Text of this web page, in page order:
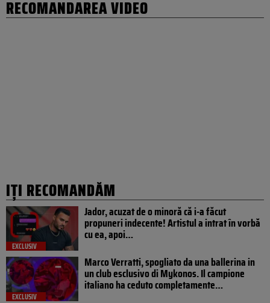
RECOMANDAREA VIDEO
IȚI RECOMANDĂM
EXCLUSIV
Jador, acuzat de o minoră că i-a făcut
propuneri indecente! Artistul a intrat în vorbă
cu ea, apoi…
EXCLUSIV
Marco Verratti, spogliato da una ballerina in
un club esclusivo di Mykonos. Il campione
italiano ha ceduto completamente…